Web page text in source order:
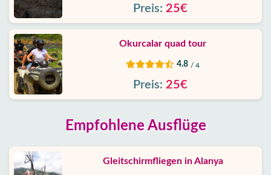
Preis: 25€
Okurcalar quad tour
4.8 / 4
Preis: 25€
Empfohlene Ausflüge
Gleitschirmfliegen in Alanya